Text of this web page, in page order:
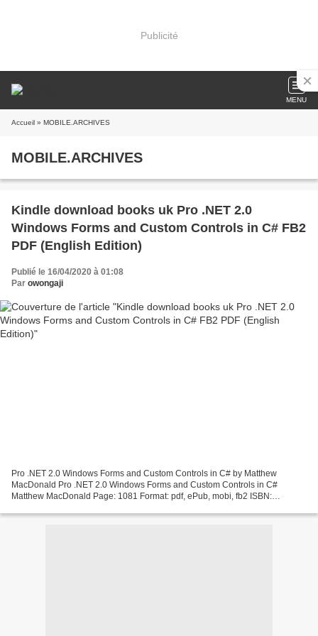
Publicité
MENU
Accueil » MOBILE.ARCHIVES
MOBILE.ARCHIVES
Kindle download books uk Pro .NET 2.0
Windows Forms and Custom Controls in C# FB2
PDF (English Edition)
Publié le 16/04/2020 à 01:08
Par owongaji
Pro .NET 2.0 Windows Forms and Custom Controls in C# by Matthew
MacDonald Pro .NET 2.0 Windows Forms and Custom Controls in C#
Matthew MacDonald Page: 1081 Format: pdf, ePub, mobi, fb2 ISBN: